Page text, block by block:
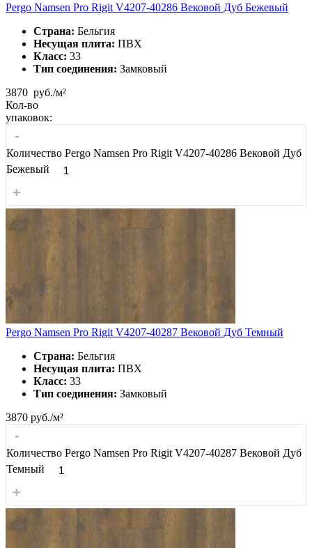
Pergo Namsen Pro Rigit V4207-40286 Вековой Дуб Бежевый
Страна: Бельгия
Несущая плита: ПВХ
Класс: 33
Тип соединения: Замковый
3870 руб./м²
Кол-во
упаковок:
-
Количество Pergo Namsen Pro Rigit V4207-40286 Вековой Дуб
Бежевый
+
Pergo Namsen Pro Rigit V4207-40287 Вековой Дуб Темный
Страна: Бельгия
Несущая плита: ПВХ
Класс: 33
Тип соединения: Замковый
3870 руб./м²
-
Количество Pergo Namsen Pro Rigit V4207-40287 Вековой Дуб
Темный
+